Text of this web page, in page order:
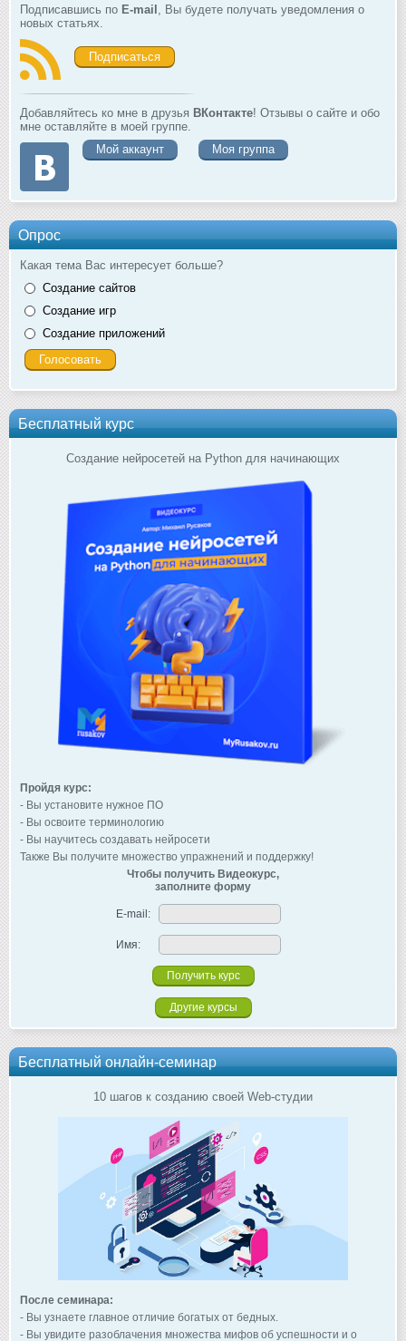
Подписавшись по E-mail
, Вы будете получать уведомления о
новых статьях.
Подписаться
Добавляйтесь ко мне в друзья ВКонтакте! Отзывы о сайте и обо
мне оставляйте в моей группе.
Мой аккаунт
Моя группа
Опрос
Какая тема Вас интересует больше?
Создание сайтов
Создание игр
Создание приложений
Бесплатный курс
Создание нейросетей на Python для начинающих
Пройдя курс:
- Вы установите нужное ПО
- Вы освоите терминологию
- Вы научитесь создавать нейросети
Также Вы получите множество упражнений и поддержку!
Чтобы получить Видеокурс,
заполните форму
E-mail:
Имя:
Другие курсы
Бесплатный онлайн-семинар
10 шагов к созданию своей Web-студии
После семинара:
- Вы узнаете главное отличие богатых от бедных.
- Вы увидите разоблачения множества мифов об успешности и о